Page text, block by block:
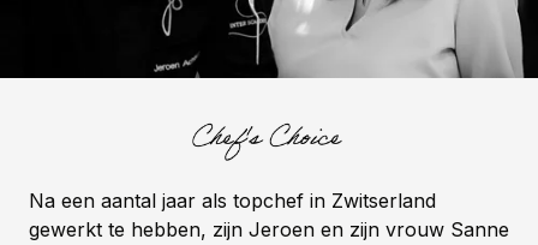
Na een aantal jaar als topchef in Zwitserland
gewerkt te hebben, zijn Jeroen en zijn vrouw Sanne